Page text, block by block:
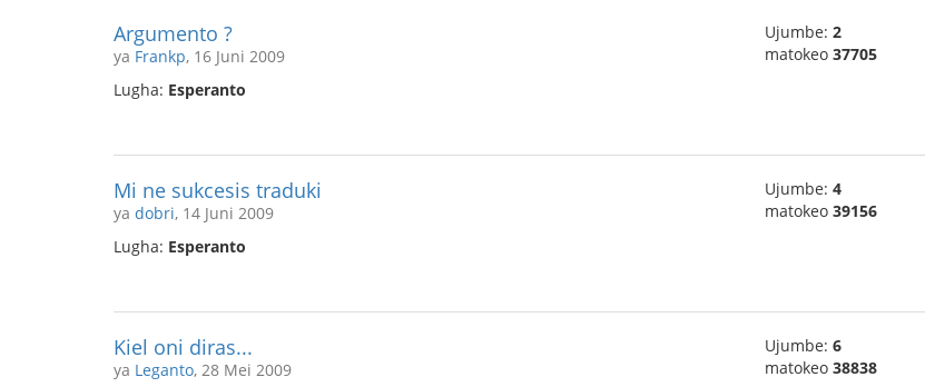
Argumento ?
ya Frankp, 16 Juni 2009
Lugha: Esperanto
Ujumbe: 2
matokeo 37705
Mi ne sukcesis traduki
ya dobri, 14 Juni 2009
Lugha: Esperanto
Ujumbe: 4
matokeo 39156
Kiel oni diras...
ya Leganto, 28 Mei 2009
Ujumbe: 6
matokeo 38838